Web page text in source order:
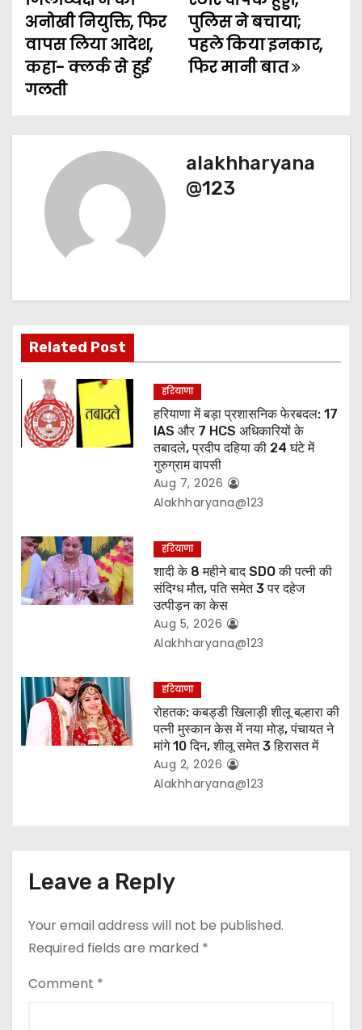
o
s
t
i
n
पुलिस ने बचाया;
पहले किया इनकार,
फिर मानी बात
अनोखी नियुक्ति, फिर
वापस लिया आदेश,
कहा- क्लर्क से हुई
गलती
alakhharyana
@123
Related Post
हरियाणा
हरियाणा में बड़ा प्रशासनिक फेरबदल: 17
IAS और 7 HCS अधिकारियों के
तबादले, प्रदीप दहिया की 24 घंटे में
गुरुग्राम वापसी
Aug 7, 2026
Alakhharyana@123
हरियाणा
शादी के 8 महीने बाद SDO की पत्नी की
संदिग्ध मौत, पति समेत 3 पर दहेज
उत्पीड़न का केस
Aug 5, 2026
Alakhharyana@123
हरियाणा
रोहतक: कबड्डी खिलाड़ी शीलू बल्हारा की
पत्नी मुस्कान केस में नया मोड़, पंचायत ने
मांगे 10 दिन, शीलू समेत 3 हिरासत में
Aug 2, 2026
Alakhharyana@123
Leave a Reply
Your email address will not be published.
Required fields are marked *
Comment *